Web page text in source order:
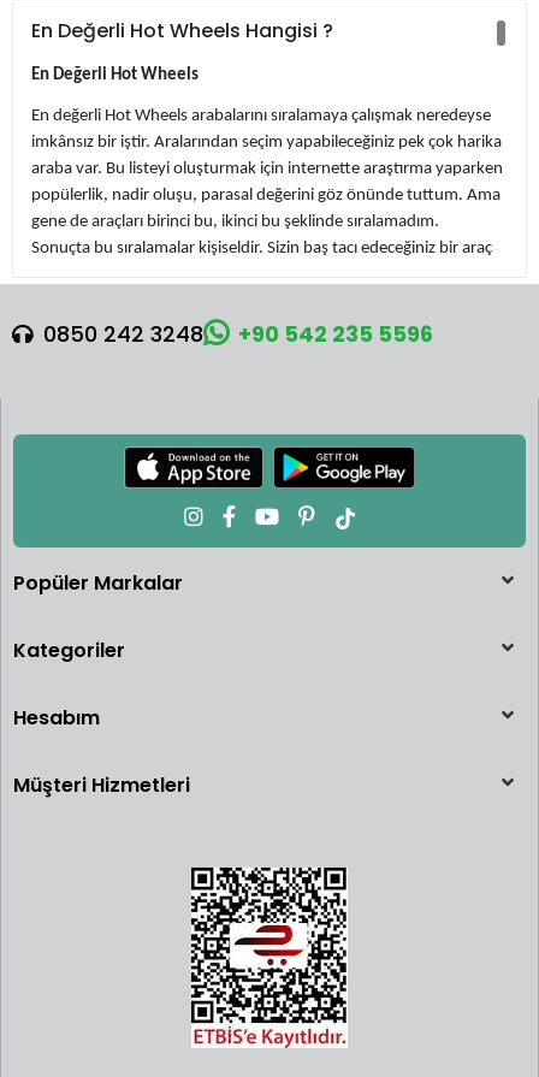
En Değerli Hot Wheels Hangisi ?
En Değerli Hot Wheels
En değerli Hot Wheels arabalarını sıralamaya çalışmak neredeyse
imkânsız bir iştir. Aralarından seçim yapabileceğiniz pek çok harika
araba var. Bu listeyi oluşturmak için internette araştırma yaparken
popülerlik, nadir oluşu, parasal değerini göz önünde tuttum. Ama
gene de araçları birinci bu, ikinci bu şeklinde sıralamadım.
Sonuçta bu sıralamalar kişiseldir. Sizin baş tacı edeceğiniz bir araç
var. Bunlarda ayrı bir listede yer alabilir.
Son derece nadir Pembe Arkadan Yüklemeli Volkswagen Plaj
Bombası, 1969
tahtaların bir üst bölmeye kaydığı versiyon yerine, sörf tahtalarının
araca arka camdan yüklendiği Volkswagen Plaj Bombası olarak
1969'da tasarlanmış prototiptir. Bu prototip araba, Hot Wheels
koleksiyonunda bulundu.
Yıllarca sadece bir Pembe Arkadan Yüklemeli Plaj Bombasının var
olduğuna ve bunun koleksiyoncu Bruce Pascal'a 72.000 dolara
satıldığına inanılıyordu. Bugünkü değerinin 200.000 dolar olduğu
0850 242 3248 +90 542 235 5596
Popüler Markalar
Kategoriler
Hesabım
Müşteri Hizmetleri